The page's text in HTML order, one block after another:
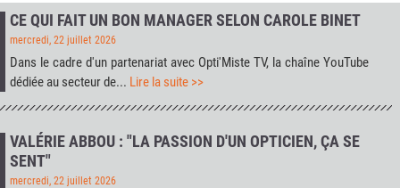
CE QUI FAIT UN BON MANAGER SELON CAROLE BINET
mercredi, 22 juillet 2026
Dans le cadre d'un partenariat avec Opti'Miste TV, la chaîne YouTube
dédiée au secteur de... Lire la suite >>
VALÉRIE ABBOU : "LA PASSION D'UN OPTICIEN, ÇA SE
SENT"
mercredi, 22 juillet 2026